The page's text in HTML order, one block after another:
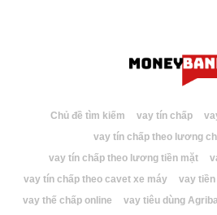
Chủ đề tìm kiếm vay tín chấp
vay tín chấp theo lương
vay tín chấp theo lương tiền mặt
vay tín chấp theo cavet xe máy
vay
vay thế chấp online
vay tiêu dùng